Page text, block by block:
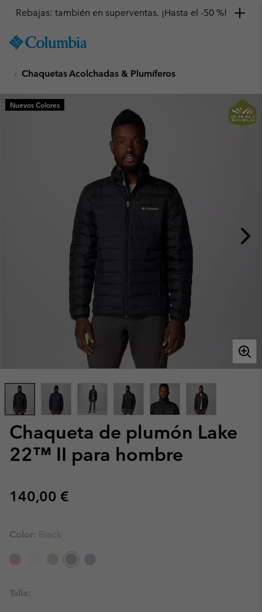
TO
SKIP
MAIN
NAV
Rebajas: también en superventas. ¡Hasta el -50 %!
Chaquetas Acolchadas & Plumíferos
Chaqueta de plumón Lake
22™ II para hombre
Regular price:
140,00 €
Nuevos Colores
Color: Black
Talla: